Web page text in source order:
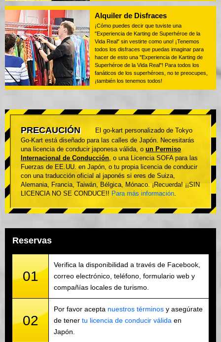
Alquiler de Disfraces
¡Cómo puedes decir que tuviste una
"Experiencia de Karting de Superhéroe de la
Vida Real" sin vestirte como uno! ¡Tenemos
todos los disfraces que puedas imaginar para
hacer de esto una "Experiencia de Karting de
Superhéroe de la Vida Real"! Para todos los
fanáticos de los superhéroes, no te preocupes,
¡también los tenemos todos!
PRECAUCIÓN
El go-kart personalizado de Tokyo
Go-Kart está diseñado para las calles de Japón. Necesitarás
una licencia de conducir japonesa válida, o un Permiso
Internacional de Conducción, o una Licencia SOFA para las
Fuerzas de EE.UU. en Japón, o tu propia licencia de conducir
con una traducción oficial al japonés si eres de Suiza,
Alemania, Francia, Taiwán, Bélgica, Mónaco. ¡Recuerda! ¡¡SIN
LICENCIA NO SE CONDUCE!! Para más información.
Reservas
01
Verifica la disponibilidad a través de Facebook,
correo electrónico, teléfono, formulario web y
compañías locales de turismo.
02
Por favor acepta nuestros términos y asegúrate
de tener tu licencia de conducir válida en
Japón.